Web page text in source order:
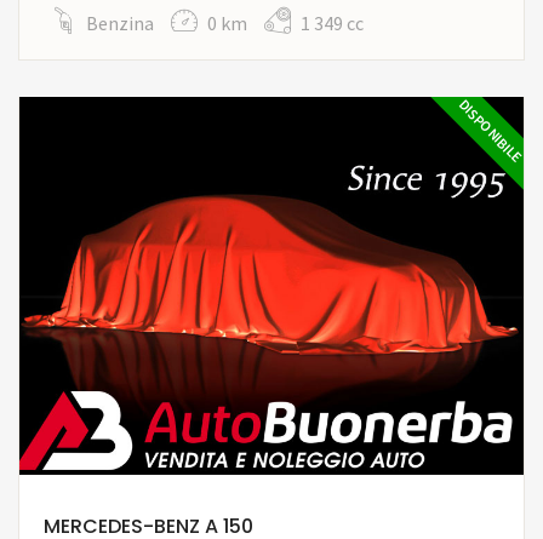
Benzina 0 km 1 349 cc
DISPONIBILE
MERCEDES-BENZ A 150